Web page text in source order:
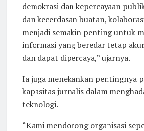
demokrasi dan kepercayaan
dan kecerdasan buatan,
menjadi semakin penting untuk
informasi yang beredar tetap
dan dapat dipercaya,” ujarnya.
Ia juga menekankan pentingnya
kapasitas jurnalis dalam
teknologi.
“Kami mendorong organisasi